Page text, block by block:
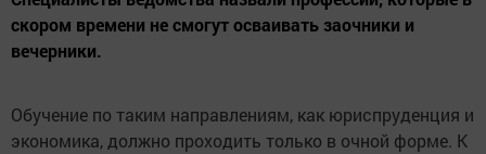
скором времени не смогут осваивать заочники и
вечерники.
Обучение по таким направлениям, как юриспруденция и
экономика, должно проходить только в очной форме. К